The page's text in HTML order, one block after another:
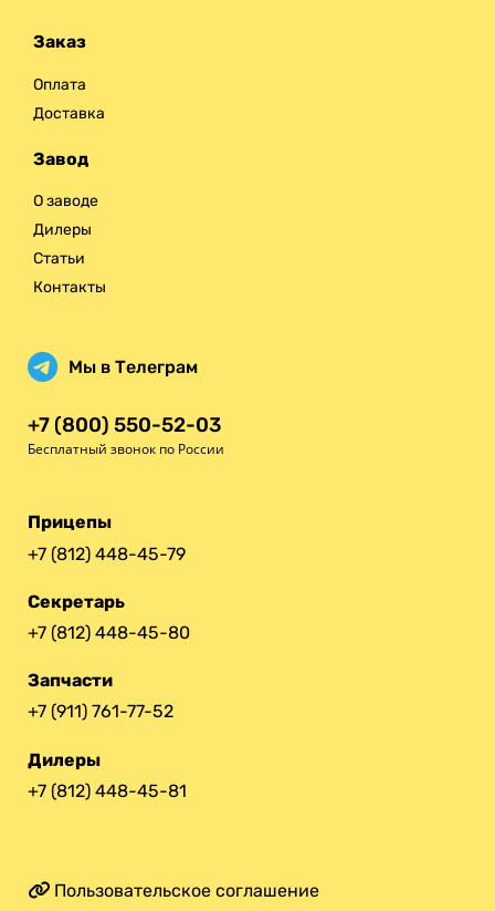
Заказ
Оплата
Доставка
Завод
О заводе
Дилеры
Статьи
Контакты
Мы в Телеграм
+7 (800) 550-52-03
Бесплатный звонок по России
Прицепы
+7 (812) 448-45-79
Секретарь
+7 (812) 448-45-80
Запчасти
+7 (911) 761-77-52
Дилеры
+7 (812) 448-45-81
Пользовательское соглашение